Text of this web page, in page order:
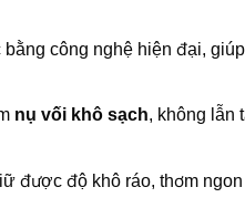
công nghệ hiện đại,
nụ vối khô sạch, không lẫn
được độ khô ráo, thơm